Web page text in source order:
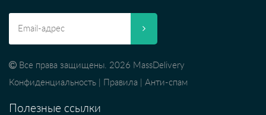
Все права защищены. 2026 MassDelivery
Конфиденциальность
Правила Анти-спам
Полезные ссылки